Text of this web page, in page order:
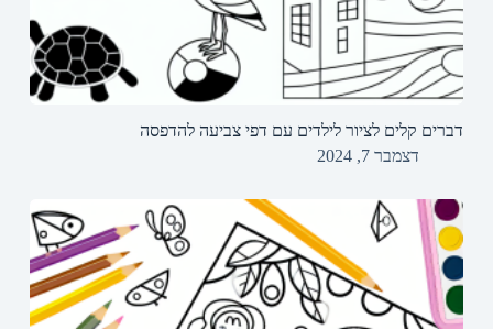
דברים קלים לציור לילדים עם דפי צביעה להדפסה
דצמבר 7, 2024